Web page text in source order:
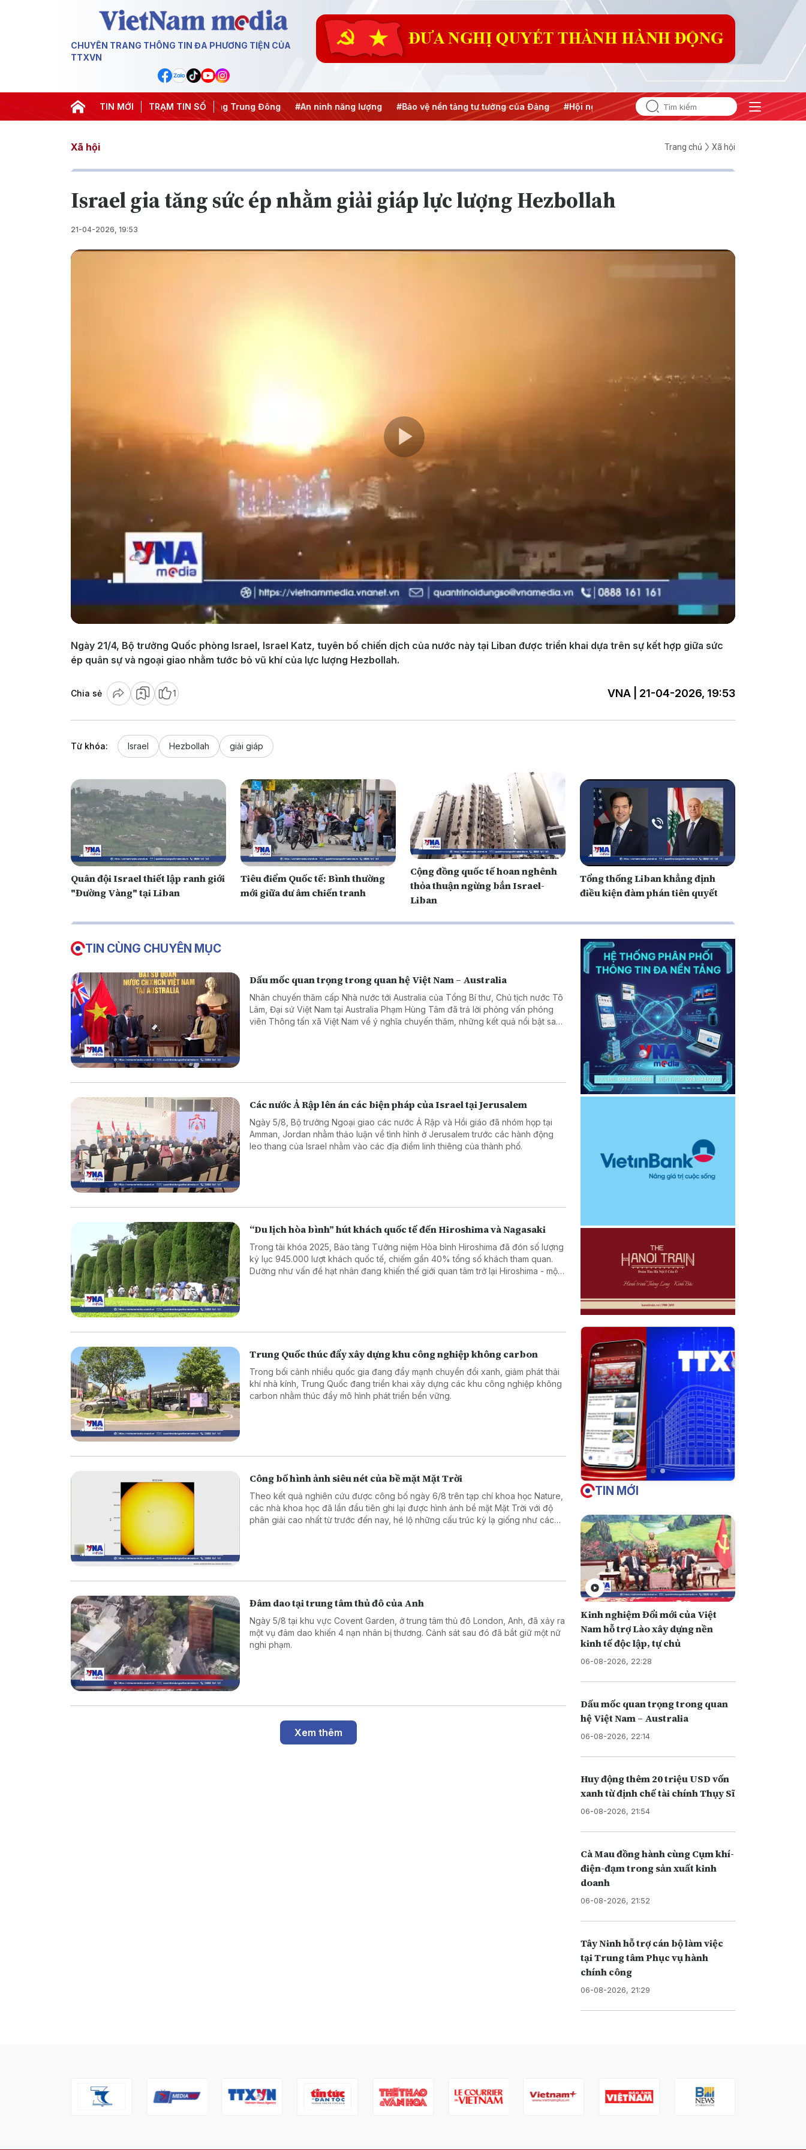
CHUYÊN TRANG THÔNG TIN ĐA PHƯƠNG TIỆN CỦA
TTXVN
TIN MỚI TRẠM TIN SỐ
#Chống khai thác IUU #Căng thẳng Trung Đông #An ninh năng lượng #Bảo vệ nền tảng tư tưởng của Đảng #Hội nghị Trung ương 3
Xã hội Trang chủ Xã hội
Israel gia tăng sức ép nhằm giải giáp lực lượng Hezbollah
21-04-2026, 19:53
Play
Video
Ngày 21/4, Bộ trưởng Quốc phòng Israel, Israel Katz, tuyên bố chiến dịch của nước này tại Liban được triển khai dựa trên sự kết hợp giữa sức
ép quân sự và ngoại giao nhằm tước bỏ vũ khí của lực lượng Hezbollah.
Chia sẻ 1 VNA | 21-04-2026, 19:53
Từ khóa: Israel Hezbollah giải giáp
Quân đội Israel thiết lập ranh giới
"Đường Vàng" tại Liban
Tiêu điểm Quốc tế: Bình thường
mới giữa dư âm chiến tranh
Cộng đồng quốc tế hoan nghênh
thỏa thuận ngừng bắn Israel-
Liban
Tổng thống Liban khẳng định
điều kiện đàm phán tiên quyết
TIN CÙNG CHUYÊN MỤC
Dấu mốc quan trọng trong quan hệ Việt Nam – Australia
Nhân chuyến thăm cấp Nhà nước tới Australia của Tổng Bí thư, Chủ tịch nước Tô
Lâm, Đại sứ Việt Nam tại Australia Phạm Hùng Tâm đã trả lời phỏng vấn phóng
viên Thông tấn xã Việt Nam về ý nghĩa chuyến thăm, những kết quả nổi bật sau
Các nước Ả Rập lên án các biện pháp của Israel tại Jerusalem
Ngày 5/8, Bộ trưởng Ngoại giao các nước Ả Rập và Hồi giáo đã nhóm họp tại
Amman, Jordan nhằm thảo luận về tình hình ở Jerusalem trước các hành động
leo thang của Israel nhằm vào các địa điểm linh thiêng của thành phố.
“Du lịch hòa bình” hút khách quốc tế đến Hiroshima và Nagasaki
Trong tài khóa 2025, Bảo tàng Tưởng niệm Hòa bình Hiroshima đã đón số lượng
kỷ lục 945.000 lượt khách quốc tế, chiếm gần 40% tổng số khách tham quan.
Dường như vấn đề hạt nhân đang khiến thế giới quan tâm trở lại Hiroshima - một
Trung Quốc thúc đẩy xây dựng khu công nghiệp không carbon
Trong bối cảnh nhiều quốc gia đang đẩy mạnh chuyển đổi xanh, giảm phát thải
khí nhà kính, Trung Quốc đang triển khai xây dựng các khu công nghiệp không
carbon nhằm thúc đẩy mô hình phát triển bền vững.
Công bố hình ảnh siêu nét của bề mặt Mặt Trời
Theo kết quả nghiên cứu được công bố ngày 6/8 trên tạp chí khoa học Nature,
các nhà khoa học đã lần đầu tiên ghi lại được hình ảnh bề mặt Mặt Trời với độ
phân giải cao nhất từ trước đến nay, hé lộ những cấu trúc kỳ lạ giống như các
Đâm dao tại trung tâm thủ đô của Anh
Ngày 5/8 tại khu vực Covent Garden, ở trung tâm thủ đô London, Anh, đã xảy ra
một vụ đâm dao khiến 4 nạn nhân bị thương. Cảnh sát sau đó đã bắt giữ một nữ
nghi phạm.
Xem thêm
TIN MỚI
Kinh nghiệm Đổi mới của Việt
Nam hỗ trợ Lào xây dựng nền
kinh tế độc lập, tự chủ
06-08-2026, 22:28
Dấu mốc quan trọng trong quan
hệ Việt Nam – Australia
06-08-2026, 22:14
Huy động thêm 20 triệu USD vốn
xanh từ định chế tài chính Thụy Sĩ
06-08-2026, 21:54
Cà Mau đồng hành cùng Cụm khí-
điện-đạm trong sản xuất kinh
doanh
06-08-2026, 21:52
Tây Ninh hỗ trợ cán bộ làm việc
tại Trung tâm Phục vụ hành
chính công
06-08-2026, 21:29